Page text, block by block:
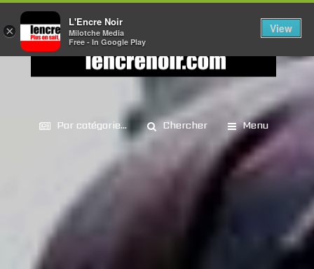
Par catégorie... Chercher Menu
×
L'Encre Noir
Milotche Media
Free - In Google Play
View